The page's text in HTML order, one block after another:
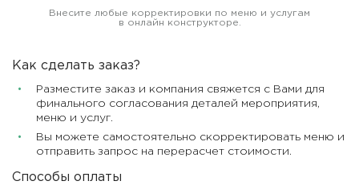
Внесите любые корректировки по меню и услугам
в онлайн конструкторе.
Как сделать заказ?
Разместите заказ и компания свяжется с Вами для
финального согласования деталей мероприятия,
меню и услуг.
Вы можете самостоятельно скорректировать меню и
отправить запрос на перерасчет стоимости.
Способы оплаты